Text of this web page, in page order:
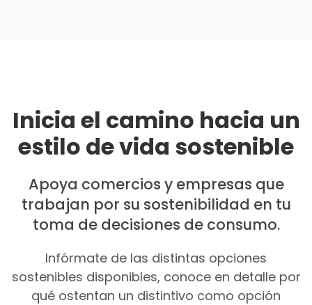
Inicia el camino hacia un
estilo de vida sostenible
Apoya comercios y empresas que
trabajan por su sostenibilidad en tu
toma de decisiones de consumo.
Infórmate de las distintas opciones
sostenibles disponibles, conoce en detalle por
qué ostentan un distintivo como opción